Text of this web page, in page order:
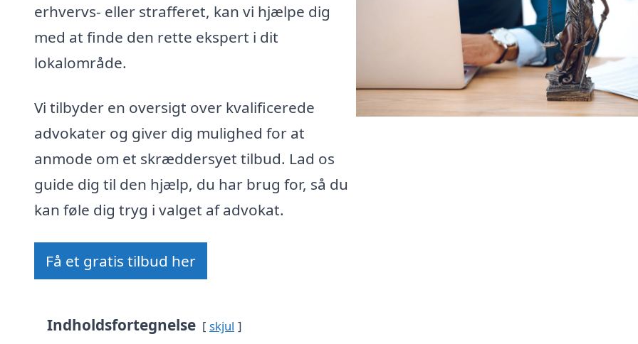
erhvervs- eller strafferet, kan vi hjælpe dig
med at finde den rette ekspert i dit
lokalområde.
Vi tilbyder en oversigt over kvalificerede
advokater og giver dig mulighed for at
anmode om et skræddersyet tilbud. Lad os
guide dig til den hjælp, du har brug for, så du
kan føle dig tryg i valget af advokat.
Få et gratis tilbud her
Indholdsfortegnelse skjul